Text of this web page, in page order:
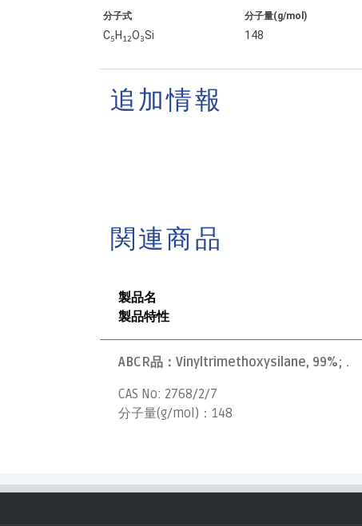
分子式
C5H 12O3Si
分子量(g/mol)
148
追加情報
関連商品
製品名
製品特性
ABCR品： Vinyltrimethoxysilane, 99%; .
CAS No: 2768/2/7
分子量(g/mol)： 148